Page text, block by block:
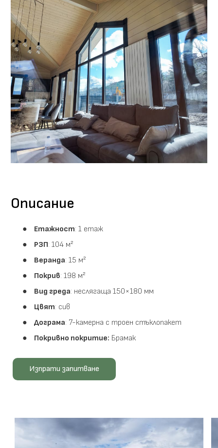
Описание
Етажност: 1 етаж
РЗП: 104 м²
Веранда: 15 м²
Покрив: 198 м²
Вид греда: неслягаща 150×180 мм
Цвят: сив
Дограма: 7-камерна с троен стъклопакет
Покривно покритие: Брамак
Изпрати запитване